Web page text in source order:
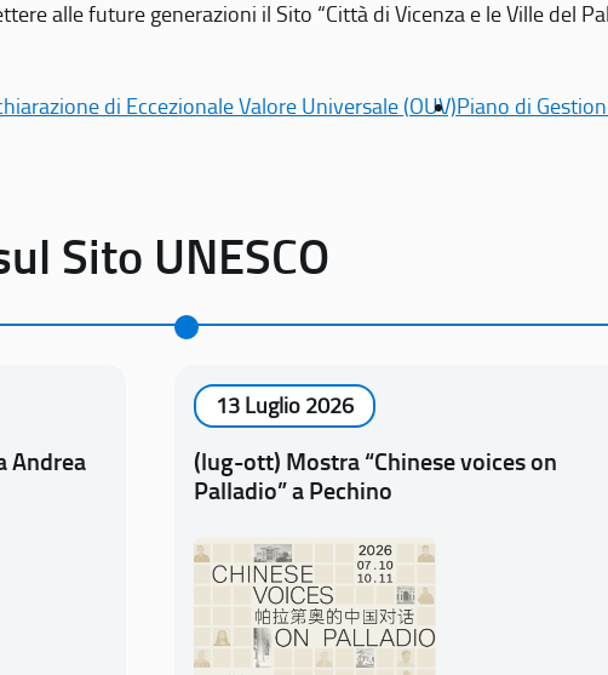
alle future generazioni il Sito “Città di Vicenza e le Ville del
di Eccezionale Valore Universale (OUV)Piano di
Sito UNESCO
Andrea
13 Luglio 2026
(lug-ott) Mostra “Chinese voices on
Palladio” a Pechino